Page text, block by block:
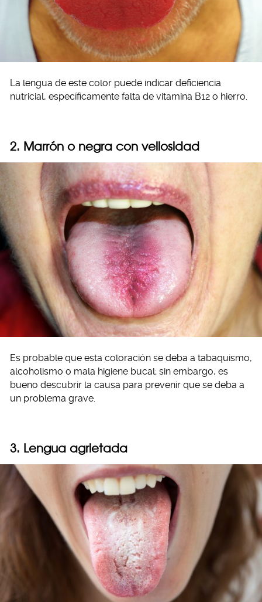
La lengua de este color puede indicar deficiencia
nutricial, específicamente falta de vitamina B12 o hierro.
2. Marrón o negra con vellosidad
Es probable que esta coloración se deba a tabaquismo,
alcoholismo o mala higiene bucal; sin embargo, es
bueno descubrir la causa para prevenir que se deba a
un problema grave.
3. Lengua agrietada